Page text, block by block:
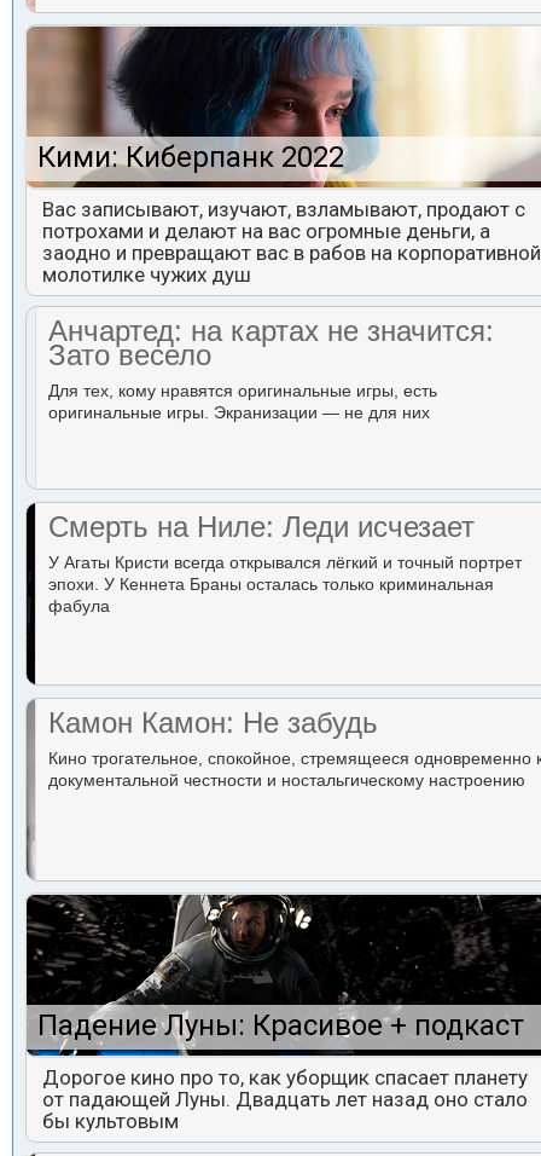
Кими: Киберпанк 2022
Вас записывают, изучают, взламывают, продают с
потрохами и делают на вас огромные деньги, а
заодно и превращают вас в рабов на корпоративной
молотилке чужих душ
Анчартед: на картах не значится:
Зато весело
Для тех, кому нравятся оригинальные игры, есть
оригинальные игры. Экранизации — не для них
Смерть на Ниле: Леди исчезает
У Агаты Кристи всегда открывался лёгкий и точный портрет
эпохи. У Кеннета Браны осталась только криминальная
фабула
Камон Камон: Не забудь
Кино трогательное, спокойное, стремящееся одновременно
документальной честности и ностальгическому настроению
Падение Луны: Красивое + подкаст
Дорогое кино про то, как уборщик спасает планету
от падающей Луны. Двадцать лет назад оно стало
бы культовым